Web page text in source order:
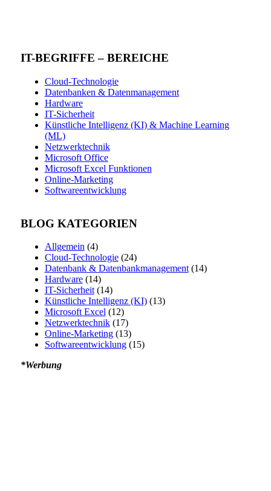
IT-BEGRIFFE – BEREICHE
Cloud-Technologie
Datenbanken & Datenmanagement
Hardware
IT-Sicherheit
Künstliche Intelligenz (KI) & Machine Learning
(ML)
Netzwerktechnik
Microsoft Office
Microsoft Excel Funktionen
Online-Marketing
Softwareentwicklung
BLOG KATEGORIEN
Allgemein(4)
Cloud-Technologie(24)
Datenbank & Datenbankmanagement(14)
Hardware(14)
IT-Sicherheit(14)
Künstliche Intelligenz (KI)(13)
Microsoft Excel(12)
Netzwerktechnik(17)
Online-Marketing(13)
Softwareentwicklung(15)
*Werbung